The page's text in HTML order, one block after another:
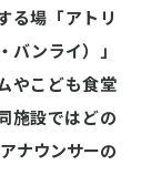
る場「アトリ
バンライ）」
やこども食堂
施設ではどの
ナウンサーの